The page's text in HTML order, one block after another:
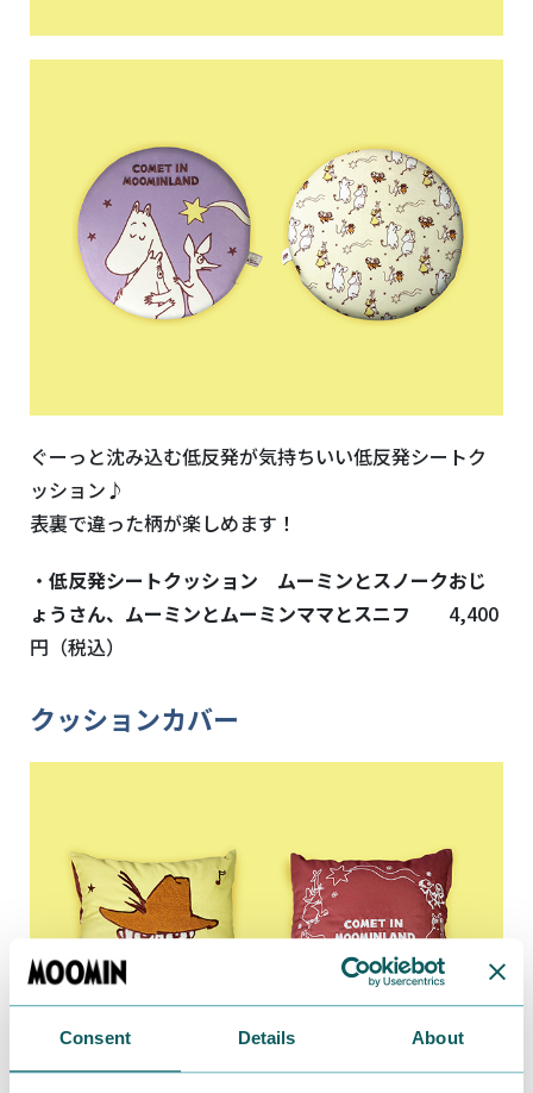
Consent Details About
ぐーっと沈み込む低反発が気持ちいい低反発シートク
ッション♪
表裏で違った柄が楽しめます！
・ 低反発シートクッション ムーミンとスノークおじ
ょうさん、ムーミンとムーミンママとスニフ 4,400
円（税込）
クッションカバー